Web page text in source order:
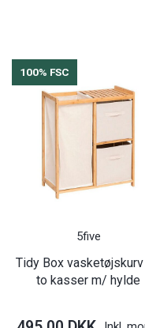
100% FSC
5five
Tidy Box
to kasser m/ hylde